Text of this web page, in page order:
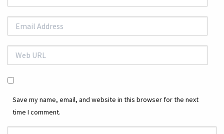
Save my name, email, and website in this browser for the next
time I comment.